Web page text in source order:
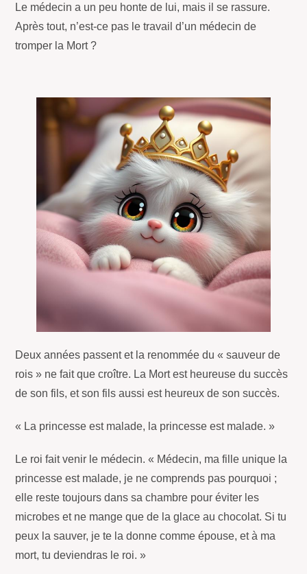
Le médecin a un peu honte de lui, mais il se rassure.
Après tout, n’est-ce pas le travail d’un médecin de
tromper la Mort ?
Deux années passent et la renommée du « sauveur de
rois » ne fait que croître. La Mort est heureuse du succès
de son fils, et son fils aussi est heureux de son succès.
« La princesse est malade, la princesse est malade. »
Le roi fait venir le médecin. « Médecin, ma fille unique la
princesse est malade, je ne comprends pas pourquoi ;
elle reste toujours dans sa chambre pour éviter les
microbes et ne mange que de la glace au chocolat. Si tu
peux la sauver, je te la donne comme épouse, et à ma
mort, tu deviendras le roi. »